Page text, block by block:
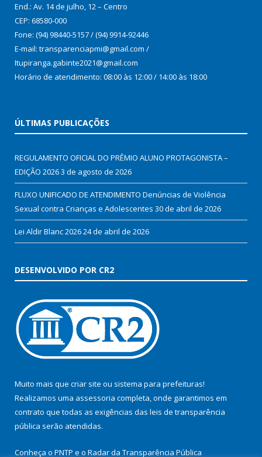
End.: Av. 14 de julho, 12 – Centro
CEP: 68580-000
Fone: (94) 98440-5157 / (94) 9914-92446
E-mail: transparenciapmi@gmail.com /
Itupiranga.gabinte2021@gmail.com
Horário de atendimento: 08:00 às 12:00 / 14:00 às 18:00
ÚLTIMAS PUBLICAÇÕES
REGULAMENTO OFICIAL DO PRÊMIO ALUNO PROTAGONISTA –
EDIÇÃO 20263 de agosto de 2026
FLUXO UNIFICADO DE ATENDIMENTO Denúncias de Violência
Sexual contra Crianças e Adolescentes 30 de abril de 2026
Lei Aldir Blanc 202624 de abril de 2026
DESENVOLVIDO POR CR2
Muito mais que criar site ou sistema para prefeituras!
Realizamos uma assessoria completa, onde garantimos em
contrato que todas as exigências das leis de transparência
pública serão atendidas.
Conheça o PNTP e o Radar da Transparência Pública